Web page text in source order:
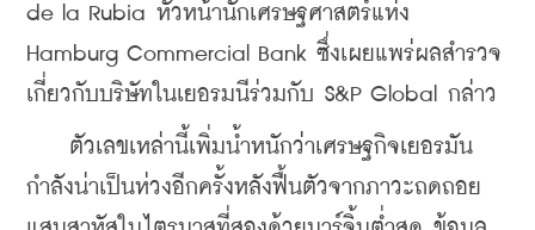
de la Rubia หัวหน้านักเศรษฐศาสตร์แห่ง
Hamburg Commercial Bank ซึ่งเผยแพร่ผลสำรวจ
เกี่ยวกับบริษัทในเยอรมนีร่วมกับ S&P Global กล่าว
ตัวเลขเหล่านี้เพิ่มน้ำหนักว่าเศรษฐกิจเยอรมัน
กำลังน่าเป็นห่วงอีกครั้งหลังฟื้นตัวจากภาวะถดถอย